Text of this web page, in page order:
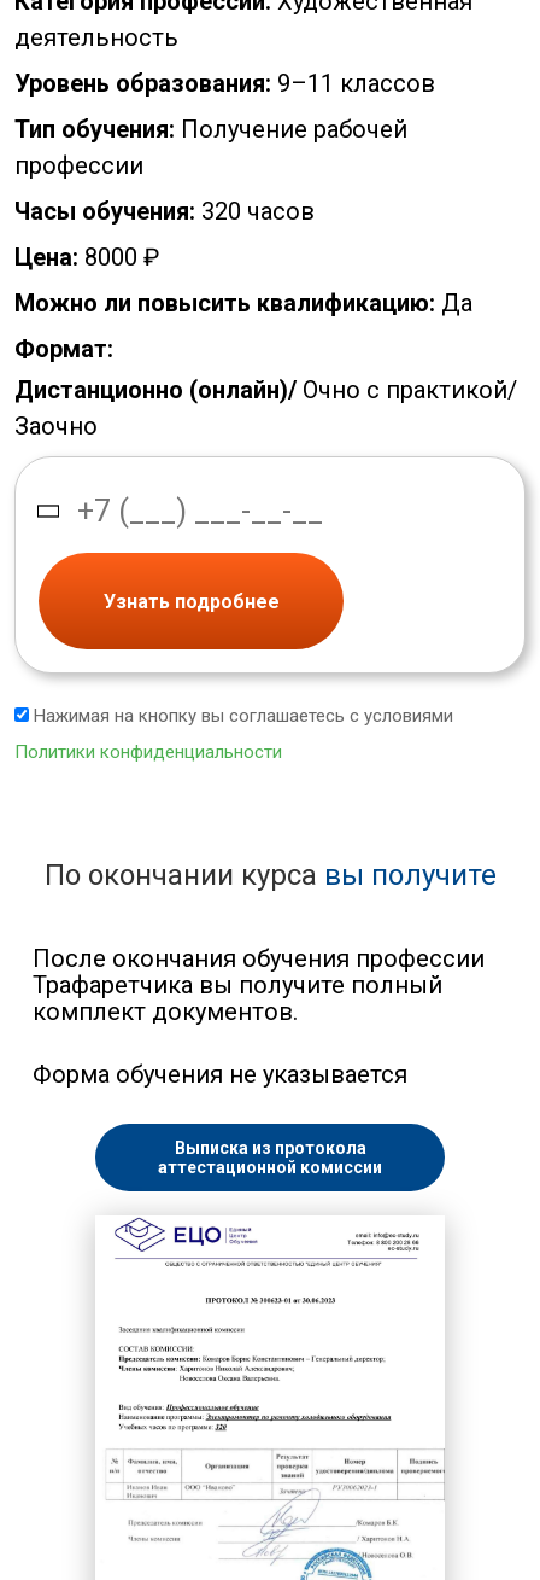
деятельность
Уровень образования: 9–11 классов
Тип обучения: Получение рабочей
профессии
Часы обучения: 320 часов
Цена: 8000 ₽
Можно ли повысить квалификацию: Да
Формат:
Дистанционно (онлайн)/ Очно с практикой/
Заочно
Узнать подробнее
Нажимая на кнопку вы соглашаетесь с условиями
Политики конфиденциальности
По окончании курса вы получите
После окончания обучения профессии
Трафаретчика вы получите полный
комплект документов.
Форма обучения не указывается
Выписка из протокола
аттестационной комиссии